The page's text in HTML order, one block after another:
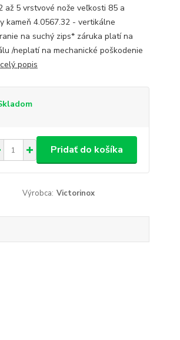
až 5 vrstvové nože veľkosti 85 a
kameň 4.0567.32 - vertikálne
na suchý zips* záruka platí na
/neplatí na mechanické poškodenie
celý popis
Pridať do košíka
Výrobca: Victorinox